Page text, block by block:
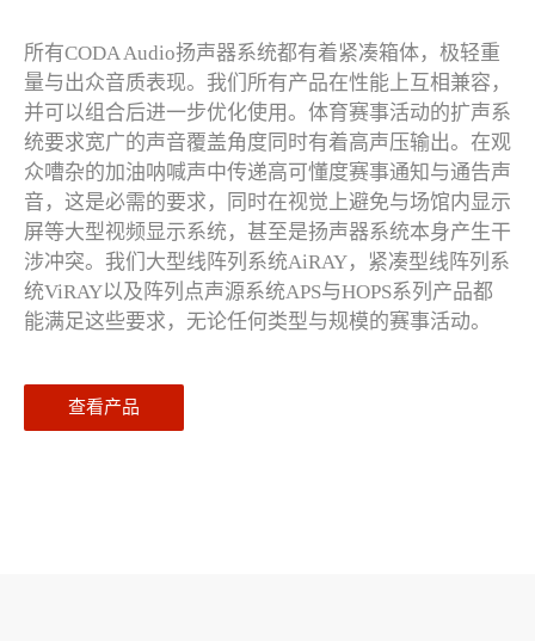
所有CODA Audio扬声器系统都有着紧凑箱体，极轻重
量与出众音质表现。我们所有产品在性能上互相兼容，
并可以组合后进一步优化使用。体育赛事活动的扩声系
统要求宽广的声音覆盖角度同时有着高声压输出。在观
众嘈杂的加油呐喊声中传递高可懂度赛事通知与通告声
音，这是必需的要求，同时在视觉上避免与场馆内显示
屏等大型视频显示系统，甚至是扬声器系统本身产生干
涉冲突。我们大型线阵列系统AiRAY，紧凑型线阵列系
统ViRAY以及阵列点声源系统APS与HOPS系列产品都
能满足这些要求，无论任何类型与规模的赛事活动。
查看产品